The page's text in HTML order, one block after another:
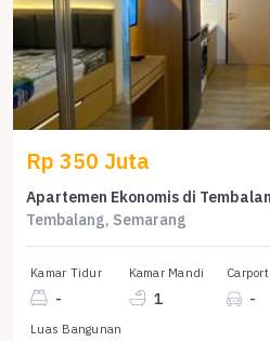
Rp 350 Juta
Tembalang, Semarang
Kamar Tidur
-
Kamar Mandi
1
Carport
-
Luas Bangunan